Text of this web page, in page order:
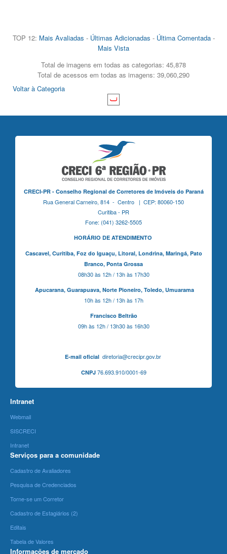
TOP 12: Mais Avaliadas - Últimas Adicionadas - Última Comentada-
Mais Vista
Total de imagens em todas as categorias: 45,878
Total de acessos em todas as imagens: 39,060,290
Voltar à Categoria
CRECI-PR - Conselho Regional de Corretores de Imóveis do Paraná
Rua General Carneiro, 814 - Centro | CEP: 80060-150
Curitiba - PR
Fone: (041) 3262-5505
HORÁRIO DE ATENDIMENTO
Cascavel, Curitiba,Foz do Iguaçu, Litoral, Londrina, Maringá, Pato
Branco, Ponta Grossa
08h30 às 12h / 13h às 17h30
Apucarana, Guarapuava, Norte Pioneiro, Toledo, Umuarama
10h às 12h / 13h às 17h
Francisco Beltrão
09h às 12h / 13h30 às 16h30
E-mail oficialdiretoria@crecipr.gov.br
CNPJ76.693.910/0001-69
Intranet
Webmail
SISCRECI
Intranet
Serviços para a comunidade
Cadastro de Avaliadores
Pesquisa de Credenciados
Torne-se um Corretor
Cadastro de Estagiários (2)
Editais
Tabela de Valores
Informações de mercado